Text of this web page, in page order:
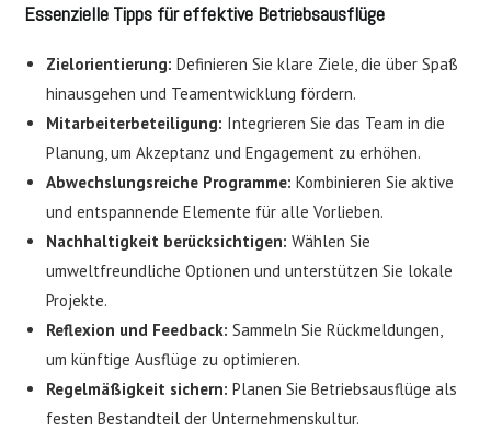
Essenzielle Tipps für effektive Betriebsausflüge
Zielorientierung: Definieren Sie klare Ziele, die über Spaß
hinausgehen und Teamentwicklung fördern.
Mitarbeiterbeteiligung: Integrieren Sie das Team in die
Planung, um Akzeptanz und Engagement zu erhöhen.
Abwechslungsreiche Programme: Kombinieren Sie aktive
und entspannende Elemente für alle Vorlieben.
Nachhaltigkeit berücksichtigen: Wählen Sie
umweltfreundliche Optionen und unterstützen Sie lokale
Projekte.
Reflexion und Feedback: Sammeln Sie Rückmeldungen,
um künftige Ausflüge zu optimieren.
Regelmäßigkeit sichern: Planen Sie Betriebsausflüge als
festen Bestandteil der Unternehmenskultur.